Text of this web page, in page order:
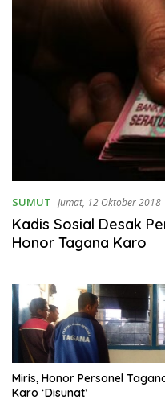
SUMUT Jumat, 12 Oktober 2018
Kadis Sosial Desak
Honor Tagana Karo
Miris, Honor Personel
Karo ‘Disunat’